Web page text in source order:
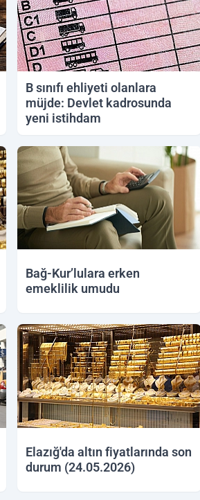
B sınıfı ehliyeti olanlara
müjde: Devlet kadrosunda
yeni istihdam
Bağ-Kur’lulara erken
emeklilik umudu
Elazığ'da altın fiyatlarında son
durum (24.05.2026)